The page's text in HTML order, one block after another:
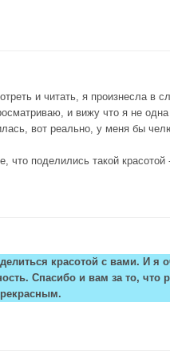
и читать, я произнесла в
и вижу что я не
вот реально, у меня бы
что поделились такой красотой
красотой с вами. И я
Спасибо и вам за то, что